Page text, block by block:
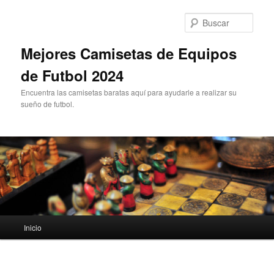
Mejores Camisetas de Equipos
de Futbol 2024
Encuentra las camisetas baratas aquí para ayudarle a realizar su
sueño de futbol.
principal
Inicio